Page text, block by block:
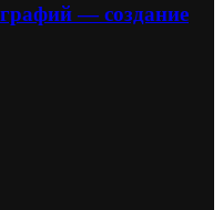
— создание